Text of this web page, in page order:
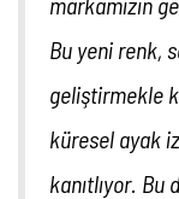
Bu yeni renk,
geliştirmekle
küresel ayak
kanıtlıyor. Bu